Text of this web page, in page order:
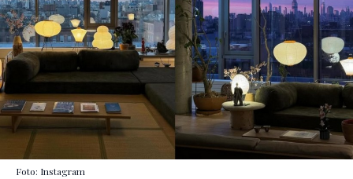
Foto: Instagram